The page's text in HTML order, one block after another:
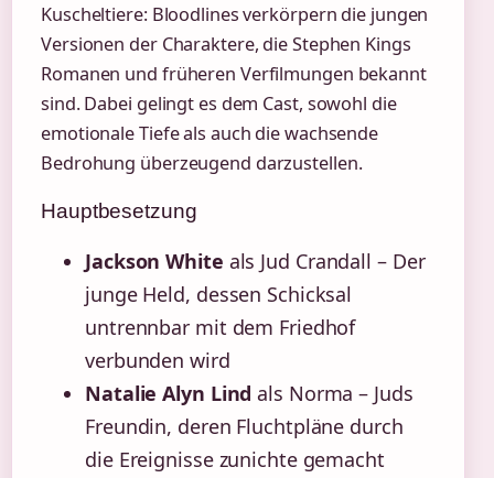
Kuscheltiere: Bloodlines verkörpern die jungen
Versionen der Charaktere, die Stephen Kings
Romanen und früheren Verfilmungen bekannt
sind. Dabei gelingt es dem Cast, sowohl die
emotionale Tiefe als auch die wachsende
Bedrohung überzeugend darzustellen.
Hauptbesetzung
Jackson White als Jud Crandall – Der
junge Held, dessen Schicksal
untrennbar mit dem Friedhof
verbunden wird
Natalie Alyn Lind als Norma – Juds
Freundin, deren Fluchtpläne durch
die Ereignisse zunichte gemacht